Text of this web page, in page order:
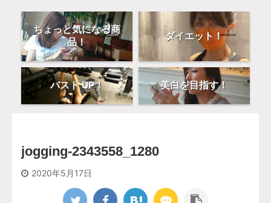
ちょっと気になる商
品！
ダイエット！
バスト UP！ 美白を目指す！
jogging-2343558_1280
2020年5月17日